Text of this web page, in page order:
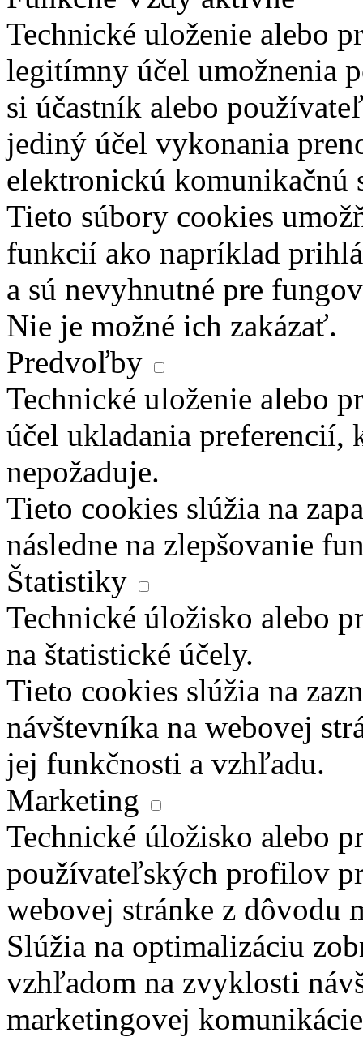
Technické uloženie alebo
legitímny účel umožnenia
si účastník alebo
jediný účel vykonania
elektronickú komunikačnú
Tieto súbory cookies
funkcií ako napríklad
a sú nevyhnutné pre
Nie je možné ich zakázať.
Predvoľby
Technické uloženie alebo
účel ukladania preferencií,
nepožaduje.
Tieto cookies slúžia na
následne na zlepšovanie
Štatistiky
Technické úložisko alebo
na štatistické účely.
Tieto cookies slúžia na
návštevníka na webovej
jej funkčnosti a vzhľadu.
Marketing
Technické úložisko alebo
používateľských profilov
webovej stránke z dôvodu
Slúžia na optimalizáciu
vzhľadom na zvyklosti
marketingovej